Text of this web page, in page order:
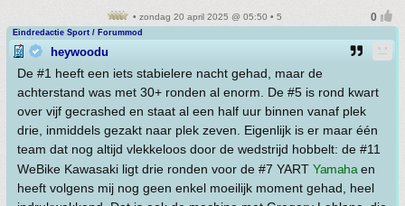
• zondag 20 april 2025 @ 05:50 • 5
Eindredactie Sport / Forummod
heywoodu
De #1 heeft een iets stabielere nacht gehad, maar de
achterstand was met 30+ ronden al enorm. De #5 is rond kwart
over vijf gecrashed en staat al een half uur binnen vanaf plek
drie, inmiddels gezakt naar plek zeven. Eigenlijk is er maar één
team dat nog altijd vlekkeloos door de wedstrijd hobbelt: de #11
WeBike Kawasaki ligt drie ronden voor de #7 YART Yamaha en
heeft volgens mij nog geen enkel moeilijk moment gehad, heel